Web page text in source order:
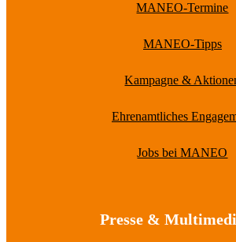
MANEO-Termine
MANEO-Tipps
Kampagne &
Ehrenamtliches
Jobs bei MANEO
Presse &